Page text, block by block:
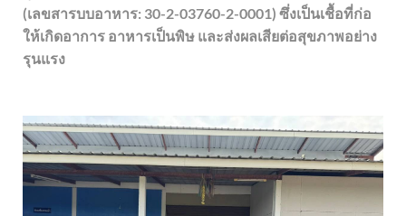
(เลขสารบบอาหาร: 30-2-03760-2-0001) ซึ่งเป็นเชื้อที่ก่อ
ให้เกิดอาการ อาหารเป็นพิษ และส่งผลเสียต่อสุขภาพอย่าง
รุนแรง